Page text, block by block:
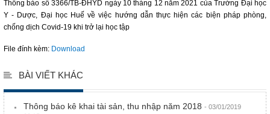
Thông báo số 3366/TB-ĐHYD ngày 10 tháng 12 năm 2021 của Trường Đại học
Y - Dược, Đại học Huế về việc hướng dẫn thực hiện các biện pháp phòng,
chống dịch Covid-19 khi trở lại học tập
File đính kèm: Download
BÀI VIẾT KHÁC
Thông báo kê khai tài sản, thu nhập năm 2018 - 03/01/2019